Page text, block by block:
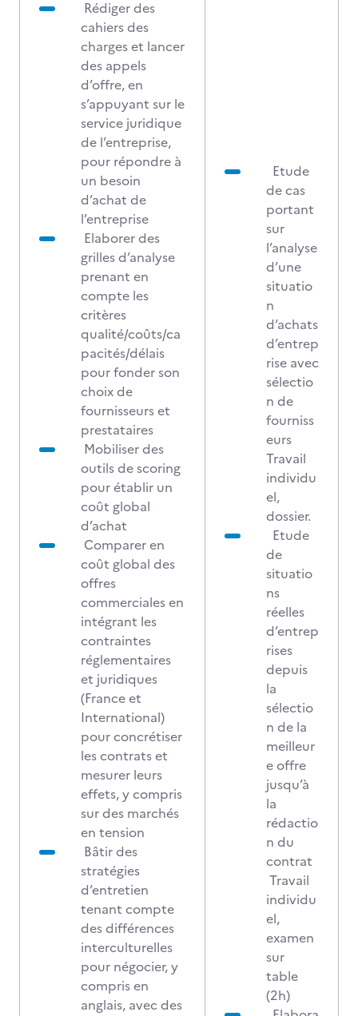
Rédiger des
cahiers des
charges et lancer
des appels
d’offre, en
s’appuyant sur le
service juridique
de l’entreprise,
pour répondre à
un besoin
d’achat de
l’entreprise
Elaborer des
grilles d’analyse
prenant en
compte les
critères
qualité/coûts/ca
pacités/délais
pour fonder son
choix de
fournisseurs et
prestataires
Mobiliser des
outils de scoring
pour établir un
coût global
d’achat
Comparer en
coût global des
offres
commerciales en
intégrant les
contraintes
réglementaires
et juridiques
(France et
International)
pour concrétiser
les contrats et
mesurer leurs
effets, y compris
sur des marchés
en tension
Bâtir des
stratégies
d’entretien
tenant compte
des différences
interculturelles
pour négocier, y
compris en
anglais, avec des
Etude
de cas
portant
sur
l’analyse
d’une
situatio
n
d’achats
d’entrep
rise avec
sélectio
n de
fourniss
eurs
Travail
individu
el,
dossier.
Etude
de
situatio
ns
réelles
d’entrep
rises
depuis
la
sélectio
n de la
meilleur
e offre
jusqu’à
la
rédactio
n du
contrat
Travail
individu
el,
examen
sur
table
(2h)